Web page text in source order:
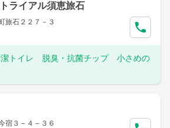
ライアル須恵旅石
旅石２２７－３
潔トイレ 脱臭・抗菌チップ 小さめの
宿３－４－３６